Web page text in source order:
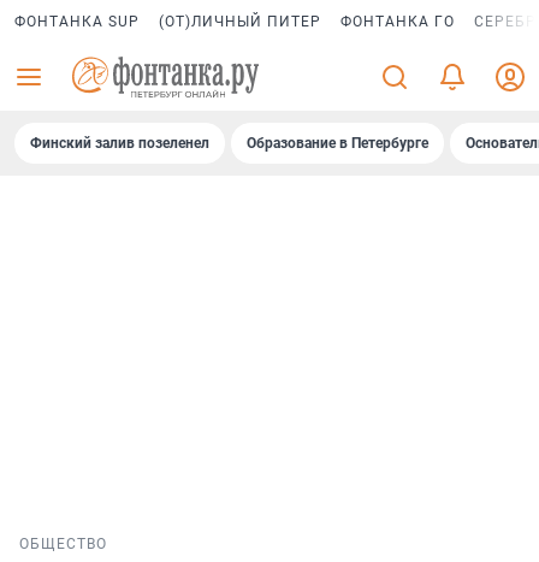
ФОНТАНКА SUP (ОТ)ЛИЧНЫЙ ПИТЕР ФОНТАНКА ГО
Финский залив позеленел Образование в Петербурге
ОБЩЕСТВО